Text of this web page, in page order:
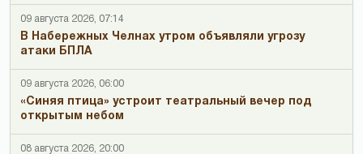
09 августа 2026, 07:14
В Набережных Челнах утром объявляли угрозу
атаки БПЛА
09 августа 2026, 06:00
«Синяя птица» устроит театральный вечер под
открытым небом
08 августа 2026, 20:00